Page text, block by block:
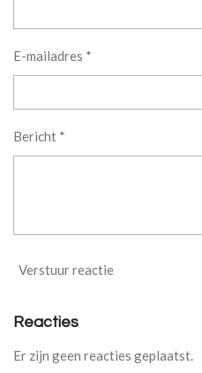
E-mailadres *
Bericht *
Verstuur reactie
Reacties
Er zijn geen reacties geplaatst.